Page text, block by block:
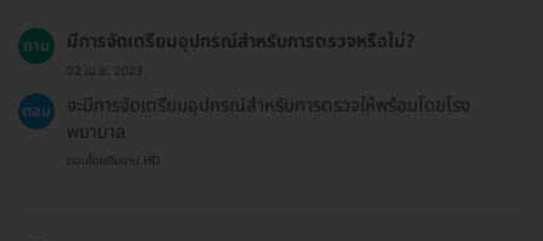
ถาม มีการจัดเตรียมอุปกรณ์สำหรับการตรวจหรือไม่?
02 เม.ย. 2023
ตอบ
จะมีการจัดเตรียมอุปกรณ์สำหรับการตรวจให้พร้อมโดยโรง
พยาบาล
ตอบโดยทีมงาน HD